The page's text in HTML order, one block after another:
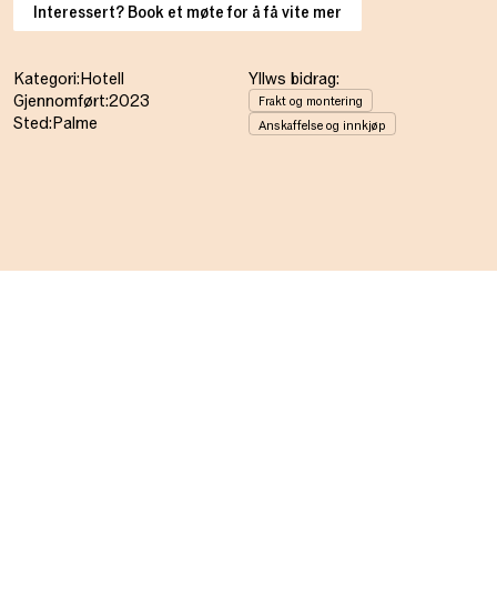
Kategori:Hotell
Gjennomført:2023
Sted:Palme
Yllws bidrag:
Frakt og montering
Anskaffelse og innkjøp
Interessert? Book et møte for å få vite mer